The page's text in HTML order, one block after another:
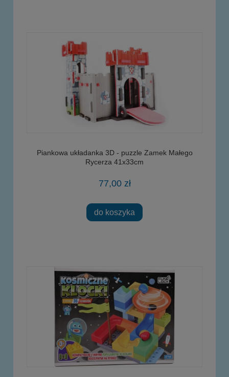
Piankowa układanka 3D - puzzle Zamek Małego
Rycerza 41x33cm
77,00 zł
do koszyka